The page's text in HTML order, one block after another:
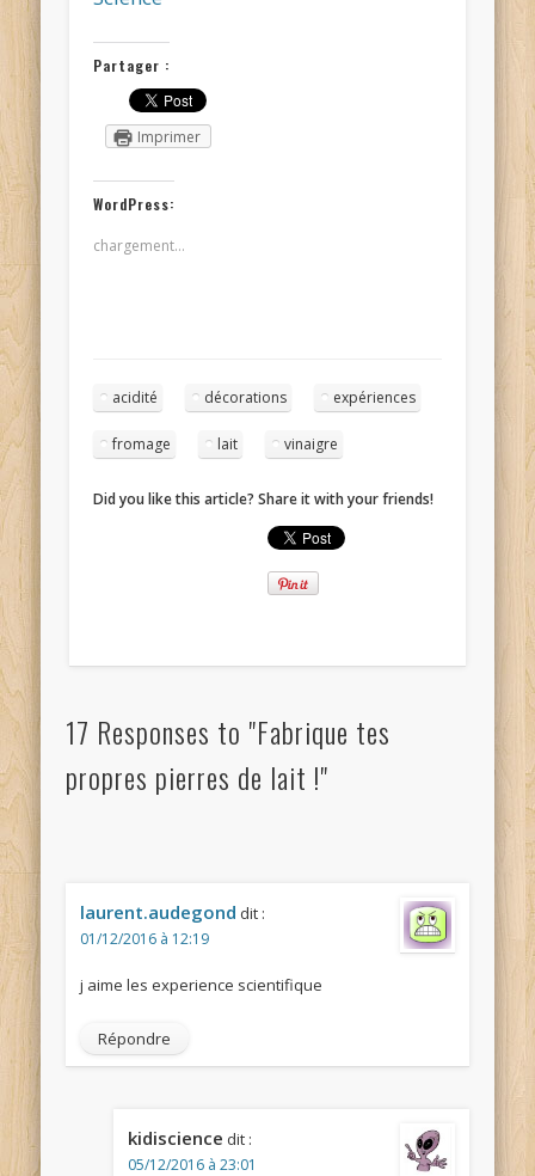
Partager :
Imprimer
WordPress:
chargement…
acidité décorations expériences
fromage lait vinaigre
Did you like this article? Share it with your friends!
17 Responses to "Fabrique tes
propres pierres de lait !"
laurent.audegond dit :
01/12/2016 à 12:19
j aime les experience scientifique
Répondre
kidiscience dit :
05/12/2016 à 23:01